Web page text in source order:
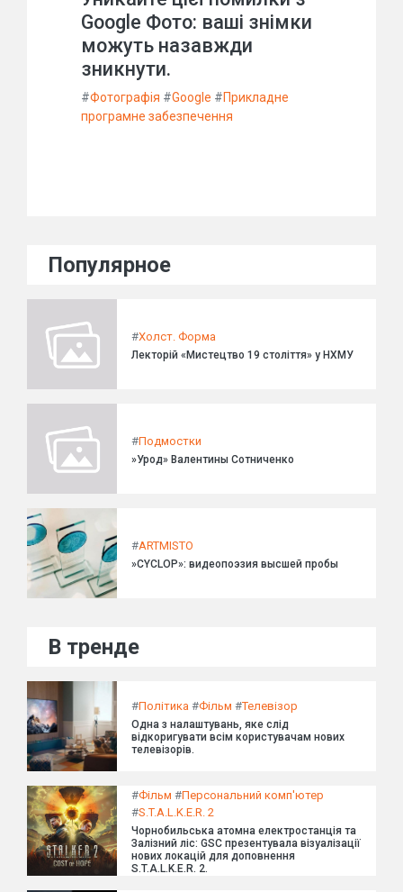
Google Фото: ваші знімки
можуть назавжди
зникнути.
#Фотографія #Google #Прикладне
програмне забезпечення
Популярное
#Холст. Форма
Лекторій «Мистецтво 19 століття» у НХМУ
#Подмостки
»Урод» Валентины Сотниченко
#ARTMISTO
»CYCLOP»: видеопоэзия высшей пробы
В тренде
#Політика #Фільм #Телевізор
Одна з налаштувань, яке слід
відкоригувати всім користувачам нових
телевізорів.
#Фільм #Персональний комп'ютер
#S.T.A.L.K.E.R. 2
Чорнобильська атомна електростанція та
Залізний ліс: GSC презентувала візуалізації
нових локацій для доповнення
S.T.A.L.K.E.R. 2.